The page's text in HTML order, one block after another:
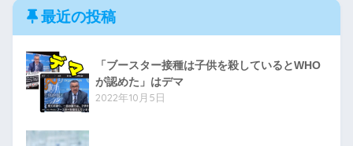
最近の投稿
「ブースター接種は子供を殺しているとWHO
が認めた」はデマ
2022年10月5日